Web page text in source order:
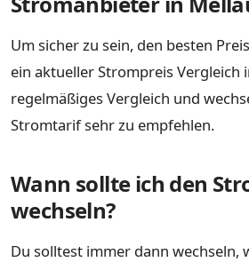
Um sicher zu sein, den besten
ein aktueller Strompreis Vergleich
regelmäßiges Vergleich und
Stromtarif sehr zu empfehlen.
Wann sollte ich den
wechseln?
Du solltest immer dann wechseln,